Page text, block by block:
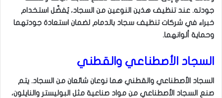
جودته. عند تنظيف هذين النوعين من السجاد، يُفضَّل استخدام
خبراء في شركات تنظيف سجاد بالدمام لضمان استعادة جودتهما
وحماية ألوانهما.
السجاد الأصطناعي والقطني
السجاد الأصطناعي والقطني هما نوعان شائعان من السجاد. يتم
صنع السجاد الأصطناعي من مواد صناعية مثل البوليستر والنايلون،